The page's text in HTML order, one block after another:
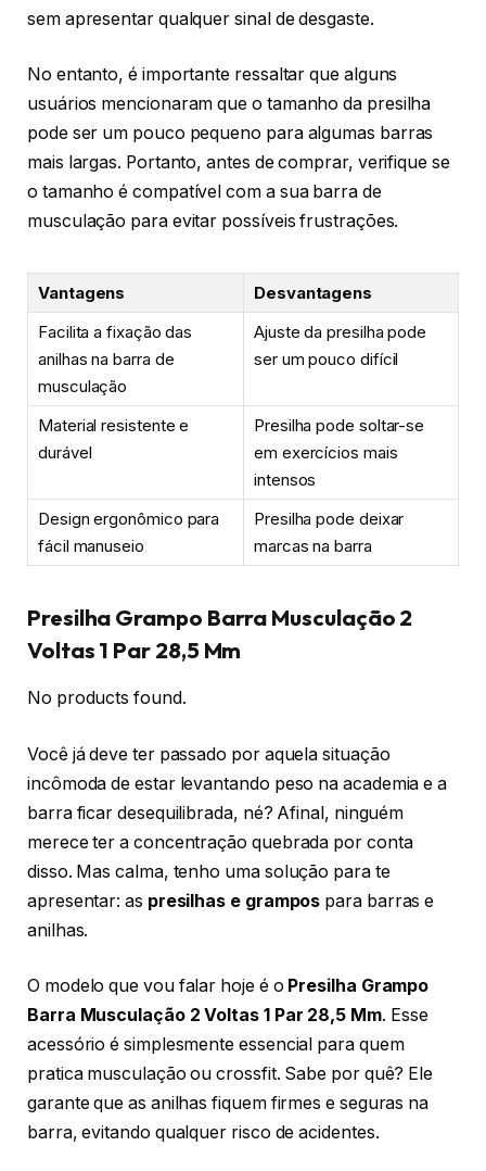
sem apresentar qualquer sinal de desgaste.
No entanto, é importante ressaltar que alguns
usuários mencionaram que o tamanho da presilha
pode ser um pouco pequeno para algumas barras
mais largas. Portanto, antes de comprar, verifique se
o tamanho é compatível com a sua barra de
musculação para evitar possíveis frustrações.
Vantagens
Desvantagens
Facilita a fixação das
anilhas na barra de
musculação
Ajuste da presilha pode
ser um pouco difícil
Material resistente e
durável
Presilha pode soltar-se
em exercícios mais
intensos
Design ergonômico para
fácil manuseio
Presilha pode deixar
marcas na barra
Presilha Grampo Barra Musculação 2
Voltas 1 Par 28,5 Mm
No products found.
Você já deve ter passado por aquela situação
incômoda de estar levantando peso na academia e a
barra ficar desequilibrada, né? Afinal, ninguém
merece ter a concentração quebrada por conta
disso. Mas calma, tenho uma solução para te
apresentar: as presilhas e grampos para barras e
anilhas.
O modelo que vou falar hoje é o Presilha Grampo
Barra Musculação 2 Voltas 1 Par 28,5 Mm. Esse
acessório é simplesmente essencial para quem
pratica musculação ou crossfit. Sabe por quê? Ele
garante que as anilhas fiquem firmes e seguras na
barra, evitando qualquer risco de acidentes.